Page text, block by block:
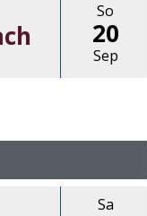
So
20
Sep
Sa